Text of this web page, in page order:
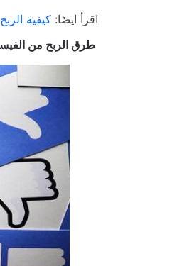
اقرأ ايضًا: كيفية
طرق الربح من